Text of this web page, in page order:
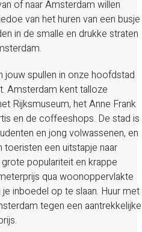
of naar Amsterdam willen
van het huren van een busje
in de smalle en drukke straten
jouw spullen in onze hoofdstad
Amsterdam kent talloze
Rijksmuseum, het Anne Frank
en de coffeeshops. De stad is
en jong volwassenen, en
toeristen een uitstapje naar
populariteit en krappe
qua woonoppervlakte
inboedel op te slaan. Huur met
tegen een aantrekkelijke